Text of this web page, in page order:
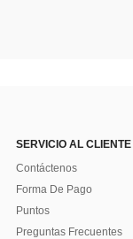
SERVICIO AL CLIENTE
Contáctenos
Forma De Pago
Puntos
Preguntas Frecuentes